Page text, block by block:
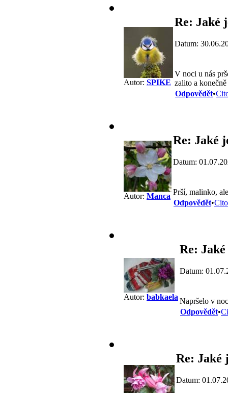
Autor: SPIKE
Re: Jaké
Datum:
V noci u nás
zalito a
Odpovědět•
Autor: Manca
Re: Jaké
Datum:
Prší, malinko,
Odpovědět•
Autor: babkaela
Re:
Datum:
Napršelo v
Odpovědět•
Re: Jaké
Datum: